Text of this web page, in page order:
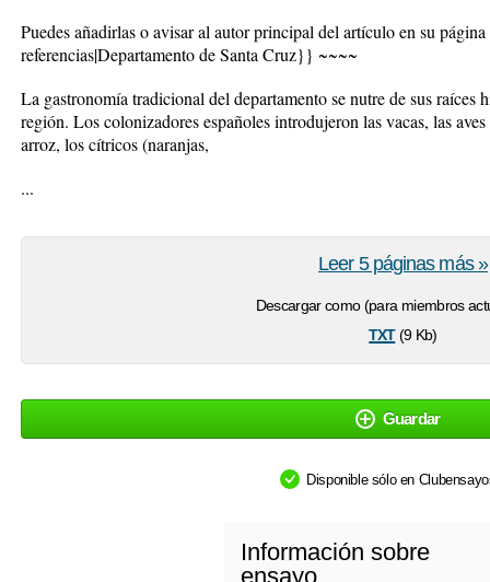
Puedes añadirlas o avisar al autor principal del artículo en su
referencias|Departamento de Santa Cruz}} ~~~~
La gastronomía tradicional del departamento se nutre de sus raíces
región. Los colonizadores españoles introdujeron las vacas, las
arroz, los cítricos (naranjas,
...
Descargar como (para miembros
txt(9 Kb)
Leer 5 páginas más »
Guardar
Disponible sólo en
Información sobre
ensayo